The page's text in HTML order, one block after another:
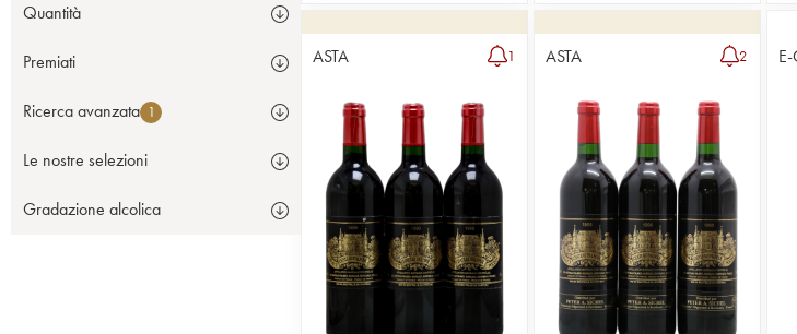
Quantità
Premiati
Ricerca avanzata 1
Le nostre selezioni
Gradazione alcolica
ASTA 1 ASTA 2